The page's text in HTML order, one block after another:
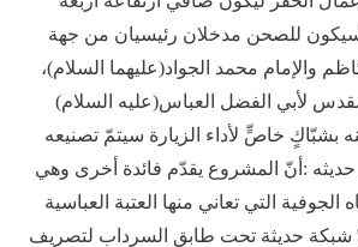
للصحن مدخلان رئيسيان من جهة
والإمام محمد الجواد(عليهما السلام)،
لأبي الفضل العباس(عليه السلام)
بشبّاكٍ خاصٍّ لأداء الزيارة سيتمّ تصنيعه
حديثه :أنّ المشروع يقدّم فائدة أخرى وهي
الجوفية التي تعاني منها العتبة العباسية
شبكة ‏حديثة ‏تحت طابق السرداب لتصريف